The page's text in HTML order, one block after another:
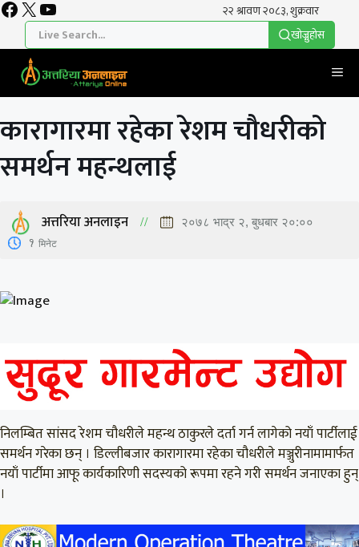
Skip
content
Facebook
X YouTube
खाेज्नुहाेस
कारागारमा रहेका रेशम चौधरीको
समर्थन महन्थलाई
अत्तरिया अनलाइन २०७८ भाद्र २, बुधबार २०:००
1 मिनेट
निलम्बित सांसद रेशम चौधरीले महन्थ ठाकुरले दर्ता गर्न लागेको नयाँ पार्टीलाई
समर्थन गरेका छन् । डिल्लीबजार कारागारमा रहेका चौधरीले मञ्जुरीनामामार्फत
नयाँ पार्टीमा आफू कार्यकारिणी सदस्यको रूपमा रहने गरी समर्थन जनाएका हुन्
।